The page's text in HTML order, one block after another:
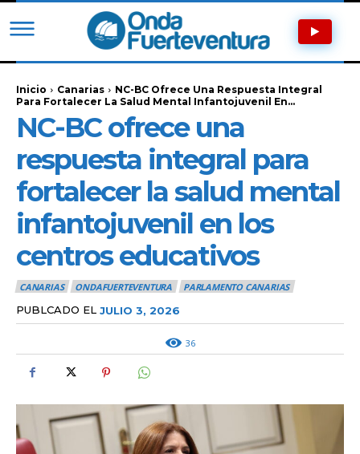
Inicio Canarias
NC-BC Ofrece Una Respuesta Integral
Para Fortalecer La Salud Mental Infantojuvenil En...
NC-BC ofrece una
respuesta integral para
fortalecer la salud mental
infantojuvenil en los
centros educativos
CANARIAS ONDAFUERTEVENTURA PARLAMENTO CANARIAS
PUBLCADO EL JULIO 3, 2026
36